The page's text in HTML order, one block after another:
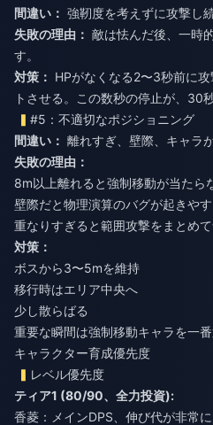
間違い： 強靭度を考えずに攻撃し
失敗の理由： 敵は怯んだ後、一時
す。
対策： HPがなくなる2〜3秒前に
トさせる。この数秒の停止が、30
#5：不適切なポジショニング
間違い： 離れすぎ、壁際、キャラ
失敗の理由：
8m以上離れると強制移動が当たら
壁際だと物理演算のバグが起きや
重なりすぎると範囲攻撃をまとめて
対策：
ボスから3〜5mを維持
移行時はエリア中央へ
少し散らばる
重要な瞬間は強制移動キャラを一番
キャラクター育成優先度
レベル優先度
ティア1 (80/90、全力投資):
香菱：メインDPS、伸び代が非常